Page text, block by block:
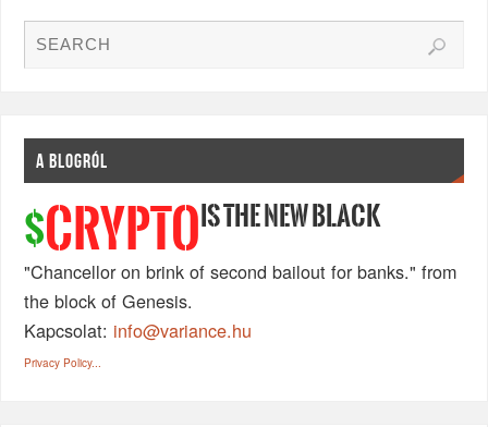
A BLOGRÓL
$CRYPTO IS THE NEW BLACK
"Chancellor on brink of second bailout for banks." from
the block of Genesis.
Kapcsolat: info@variance.hu
Privacy Policy...